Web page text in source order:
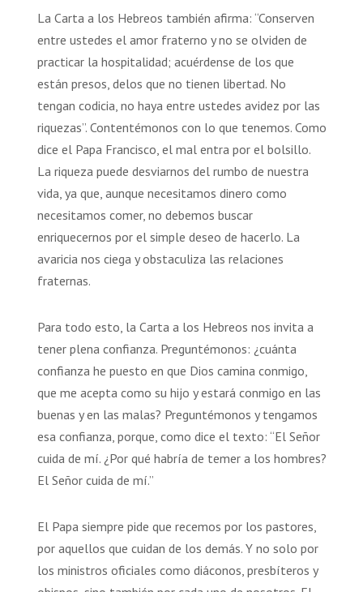
La Carta a los Hebreos también afirma: “Conserven
entre ustedes el amor fraterno y no se olviden de
practicar la hospitalidad; acuérdense de los que
están presos, delos que no tienen libertad. No
tengan codicia, no haya entre ustedes avidez por las
riquezas”. Contentémonos con lo que tenemos. Como
dice el Papa Francisco, el mal entra por el bolsillo.
La riqueza puede desviarnos del rumbo de nuestra
vida, ya que, aunque necesitamos dinero como
necesitamos comer, no debemos buscar
enriquecernos por el simple deseo de hacerlo. La
avaricia nos ciega y obstaculiza las relaciones
fraternas.
Para todo esto, la Carta a los Hebreos nos invita a
tener plena confianza. Preguntémonos: ¿cuánta
confianza he puesto en que Dios camina conmigo,
que me acepta como su hijo y estará conmigo en las
buenas y en las malas? Preguntémonos y tengamos
esa confianza, porque, como dice el texto: “El Señor
cuida de mí. ¿Por qué habría de temer a los hombres?
El Señor cuida de mí.”
El Papa siempre pide que recemos por los pastores,
por aquellos que cuidan de los demás. Y no solo por
los ministros oficiales como diáconos, presbíteros y